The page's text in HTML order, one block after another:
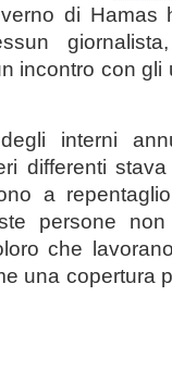
di Hamas
incontro con gli
interni
differenti
a
persone
che
una copertura